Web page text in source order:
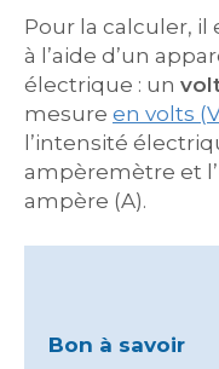
Pour la calculer, il
à l’aide d’un
électrique : un
mesure en volts
l’intensité
ampèremètre et
ampère (A).
Bon à savoir